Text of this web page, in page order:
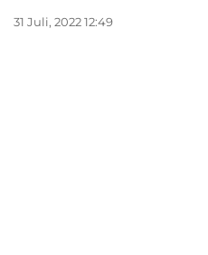
31 Juli, 2022 12:49